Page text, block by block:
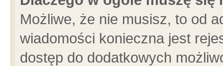
Możliwe, że nie musisz, to od
wiadomości konieczna jest
dostęp do dodatkowych